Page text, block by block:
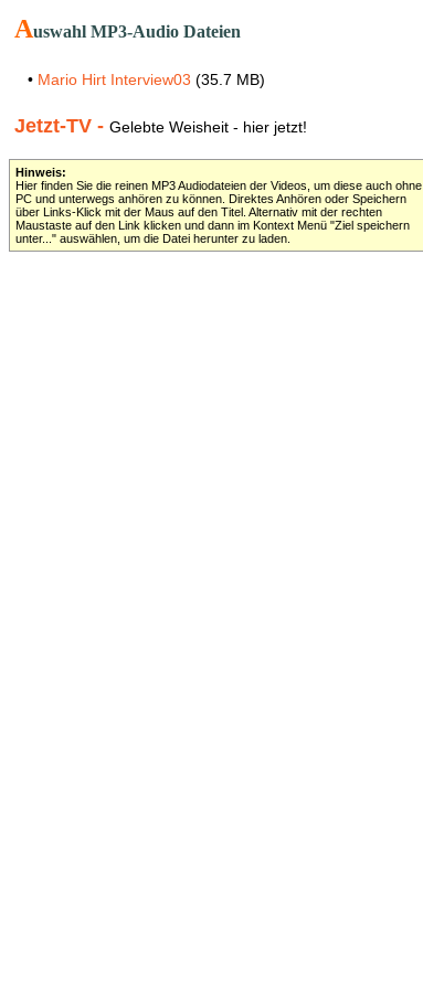
Auswahl MP3-Audio Dateien
• Mario Hirt Interview03 (35.7 MB)
Jetzt-TV - Gelebte Weisheit - hier jetzt!
Hinweis:
Hier finden Sie die reinen MP3 Audiodateien der Videos, um diese auch ohne
PC und unterwegs anhören zu können. Direktes Anhören oder Speichern
über Links-Klick mit der Maus auf den Titel. Alternativ mit der rechten
Maustaste auf den Link klicken und dann im Kontext Menü "Ziel speichern
unter..." auswählen, um die Datei herunter zu laden.